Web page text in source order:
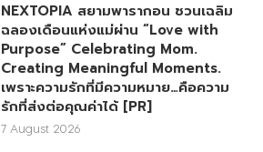
NEXTOPIA สยามพารากอน ชวนเฉลิม
ฉลองเดือนแห่งแม่ผ่าน “Love with
Purpose” Celebrating Mom.
Creating Meaningful Moments.
เพราะความรักที่มีความหมาย…คือความ
รักที่ส่งต่อคุณค่าได้ [PR]
7 August 2026